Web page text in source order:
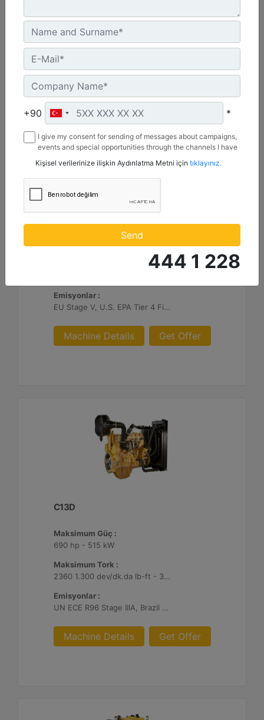
Machine Details
690 hp - 515 kW
Emisyonlar :
EU Stage V, U.S. EPA Tier 4 Final, Korea Stage V, Japan 2014, China NRIV
Machine Details Get Offer
C13D
Maksimum Güç :
690 hp - 515 kW
Maksimum Tork :
2360 1.300 dev/dk.da lb-ft - 3200 1.300 dev/dk.da Nm
Emisyonlar :
UN ECE R96 Stage IIIA, Brazil Mar-1, Yönetmelik Bulunmayan Bölge
Machine Details Get Offer
+90 *
I give my consent for sending of messages about campaigns,
events and special opportunities through the channels I have
Borusan Makina ve Güç Sistemleri Sanayi ve Ticaret Anonim
Sirketi.
Kişisel verilerinize ilişkin Aydınlatma Metni için tıklayınız.
Send
444 1 228